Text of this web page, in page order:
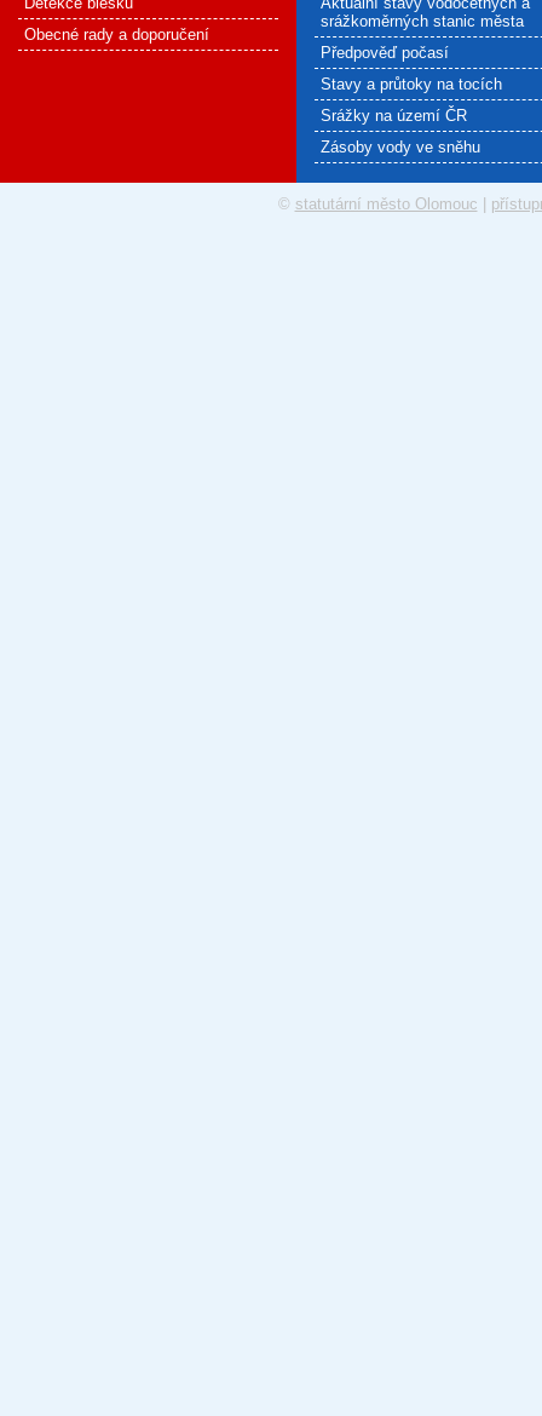
Obecné rady a doporučení
srážkoměrných stanic města
Předpověď počasí
Stavy a průtoky na tocích
Srážky na území ČR
Zásoby vody ve sněhu
© statutární město Olomouc